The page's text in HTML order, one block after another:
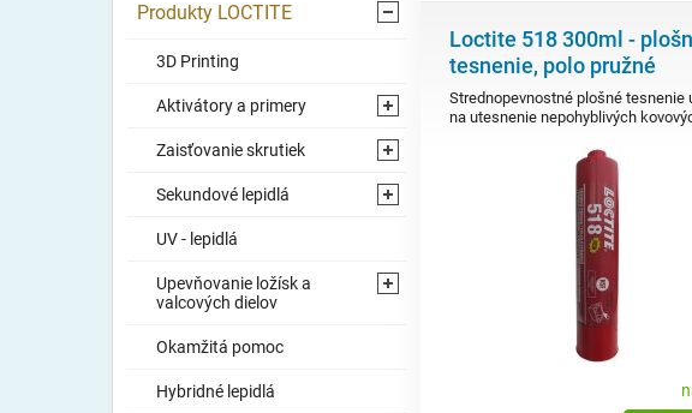
Produkty LOCTITE
3D Printing
Aktivátory a primery
Zaisťovanie skrutiek
Sekundové lepidlá
UV - lepidlá
Upevňovanie ložísk a
valcových dielov
Okamžitá pomoc
Hybridné lepidlá
Loctite 518 300ml -
tesnenie, polo pružné
Strednopevnostné plošné tesnenie
na utesnenie nepohyblivých